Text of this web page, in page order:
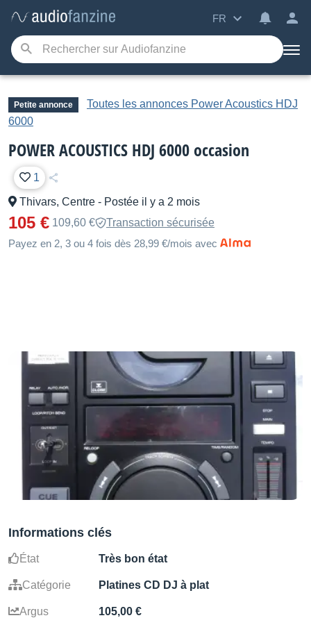
FR
Petite annonce
Toutes les annonces Power Acoustics HDJ
6000
POWER ACOUSTICS HDJ 6000 occasion
1
Thivars, Centre - Postée il y a 2 mois
105 € 109,60 €
Transaction sécurisée
Payez en 2, 3 ou 4 fois dès 28,99 €/mois avec
Informations clés
État Très bon état
Catégorie Platines CD DJ à plat
Argus 105,00 €